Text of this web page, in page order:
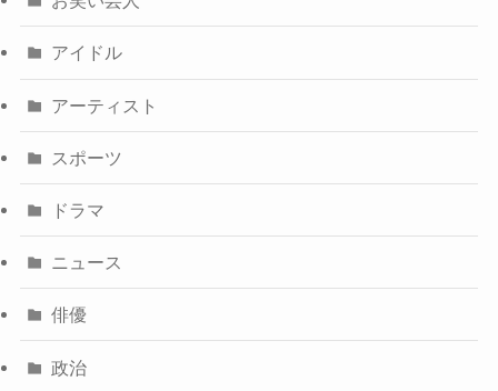
アイドル
アーティスト
スポーツ
ドラマ
ニュース
俳優
政治